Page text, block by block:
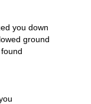
you down
ground